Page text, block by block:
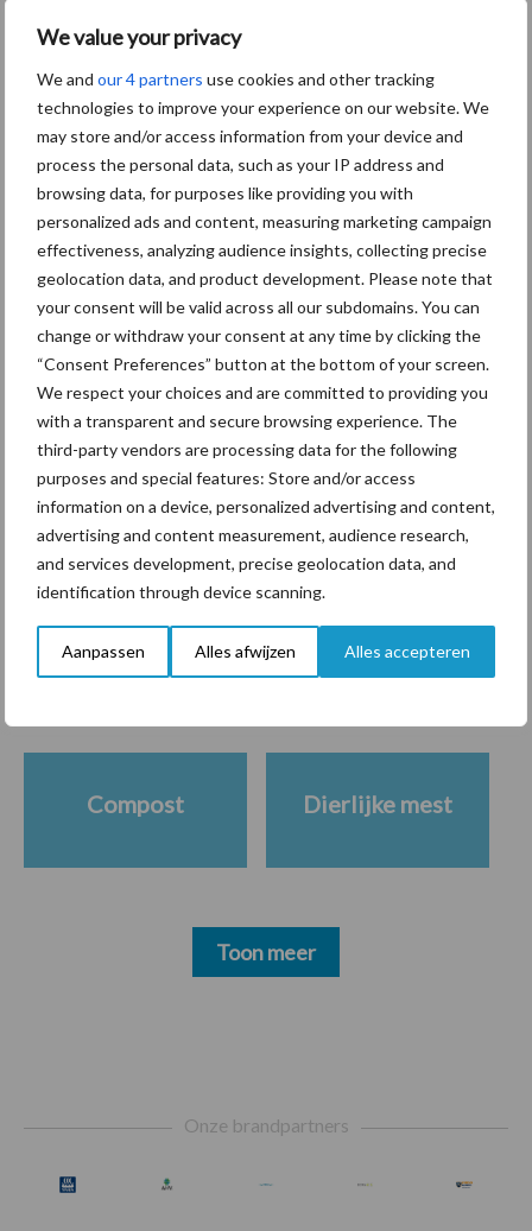
We value your privacy
We and our 4 partners use cookies and other tracking
technologies to improve your experience on our website. We
may store and/or access information from your device and
process the personal data, such as your IP address and
browsing data, for purposes like providing you with
personalized ads and content, measuring marketing campaign
effectiveness, analyzing audience insights, collecting precise
geolocation data, and product development. Please note that
your consent will be valid across all our subdomains. You can
change or withdraw your consent at any time by clicking the
“Consent Preferences” button at the bottom of your screen.
We respect your choices and are committed to providing you
with a transparent and secure browsing experience. The
third-party vendors are processing data for the following
purposes and special features: Store and/or access
information on a device, personalized advertising and content,
advertising and content measurement, audience research,
and services development, precise geolocation data, and
identification through device scanning.
Aanpassen Alles afwijzen Alles accepteren
Van onze partner OCI Agro
Weet u al wat u komend
seizoen gaat strooien?
Van onze partner OCI Agro
Nu al nadenken over
meststofkeuze volgend
seizoen!
Van onze partner OCI Agro
Weersvooruitzichten sturen
aan op winterklaar maken
graspercelen
Themapagina's
Diergezondheid Bemesting Fokkerij
Compost Dierlijke mest
Toon meer
Onze brandpartners